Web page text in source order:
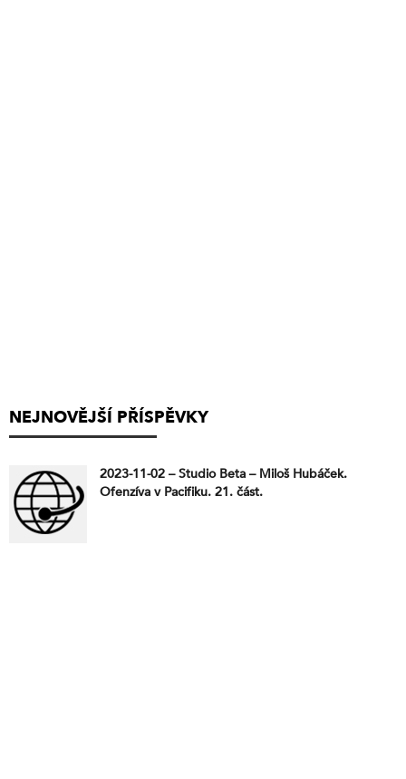
NEJNOVĚJŠÍ PŘÍSPĚVKY
2023-11-02 – Studio Beta – Miloš Hubáček.
Ofenzíva v Pacifiku. 21. část.